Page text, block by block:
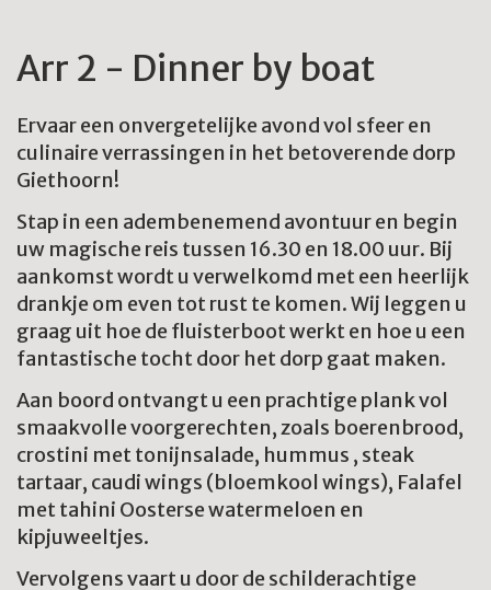
Arr 2 - Dinner by boat
Ervaar een onvergetelijke avond vol sfeer en
culinaire verrassingen in het betoverende dorp
Giethoorn!
Stap in een adembenemend avontuur en begin
uw magische reis tussen 16.30 en 18.00 uur. Bij
aankomst wordt u verwelkomd met een heerlijk
drankje om even tot rust te komen. Wij leggen u
graag uit hoe de fluisterboot werkt en hoe u een
fantastische tocht door het dorp gaat maken.
Aan boord ontvangt u een prachtige plank vol
smaakvolle voorgerechten, zoals boerenbrood,
crostini met tonijnsalade, hummus , steak
tartaar, caudi wings (bloemkool wings), Falafel
met tahini Oosterse watermeloen en
kipjuweeltjes.
Vervolgens vaart u door de schilderachtige